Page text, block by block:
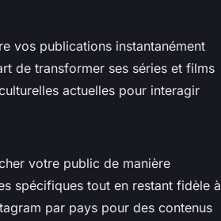
vos publications instantanément
de transformer ses séries et films
actuelles pour interagir
votre public de manière
spécifiques tout en restant fidèle à
par pays pour des contenus